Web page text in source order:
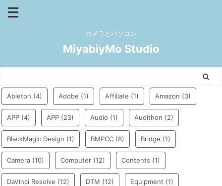
カメラとパソコン
MiyabiyMo Studio
Ableton (4) Adobe (1) Affiliate (1) Amazon (3)
APP (4) APP (23) Audio (1) Audithon (2)
BlackMagic Design (1) BMPCC (8) Bridge (1)
Camera (10) Computer (12) Contents (1)
DaVinci Resolve (12) DTM (12) Equipment (1)